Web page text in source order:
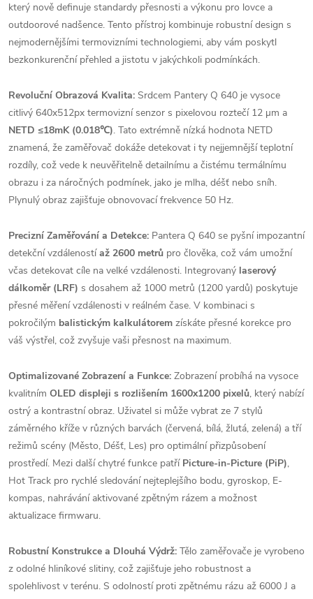
který nově definuje standardy přesnosti a výkonu pro lovce a
outdoorové nadšence. Tento přístroj kombinuje robustní design s
nejmodernějšími termovizními technologiemi, aby vám poskytl
bezkonkurenční přehled a jistotu v jakýchkoli podmínkách.
Revoluční Obrazová Kvalita: Srdcem Pantery Q 640 je vysoce
citlivý 640x512px termovizní senzor s pixelovou roztečí 12 µm a
NETD ≤18mK (0.018℃). Tato extrémně nízká hodnota NETD
znamená, že zaměřovač dokáže detekovat i ty nejjemnější teplotní
rozdíly, což vede k neuvěřitelně detailnímu a čistému termálnímu
obrazu i za náročných podmínek, jako je mlha, déšť nebo sníh.
Plynulý obraz zajišťuje obnovovací frekvence 50 Hz.
Precizní Zaměřování a Detekce: Pantera Q 640 se pyšní impozantní
detekční vzdálenostíaž 2600 metrů pro člověka, což vám umožní
včas detekovat cíle na velké vzdálenosti. Integrovaný laserový
dálkoměr (LRF) s dosahem až 1000 metrů (1200 yardů) poskytuje
přesné měření vzdálenosti v reálném čase. V kombinaci s
pokročilým balistickým kalkulátorem získáte přesné korekce pro
váš výstřel, což zvyšuje vaši přesnost na maximum.
Optimalizované Zobrazení a Funkce: Zobrazení probíhá na vysoce
kvalitním OLED displeji s rozlišením 1600x1200 pixelů, který nabízí
ostrý a kontrastní obraz. Uživatel si může vybrat ze 7 stylů
záměrného kříže v různých barvách (červená, bílá, žlutá, zelená) a tří
režimů scény (Město, Déšť, Les) pro optimální přizpůsobení
prostředí. Mezi další chytré funkce patří Picture-in-Picture (PiP),
Hot Track pro rychlé sledování nejteplejšího bodu, gyroskop, E-
kompas, nahrávání aktivované zpětným rázem a možnost
aktualizace firmwaru.
Robustní Konstrukce a Dlouhá Výdrž: Tělo zaměřovače je vyrobeno
z odolné hliníkové slitiny, což zajišťuje jeho robustnost a
spolehlivost v terénu. S odolností proti zpětnému rázu až 6000 J a